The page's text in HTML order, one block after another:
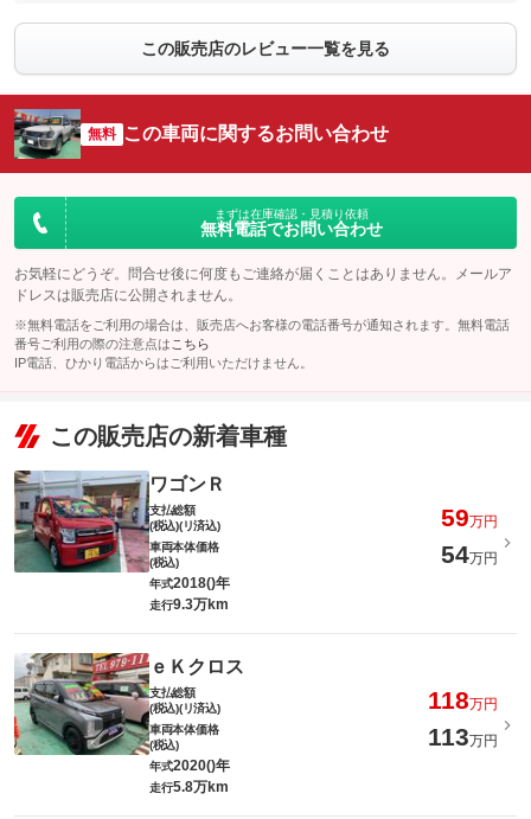
この販売店のレビュー一覧を見る
無料 この車両に関するお問い合わせ
まずは在庫確認・見積り依頼
無料電話でお問い合わせ
お気軽にどうぞ。問合せ後に何度もご連絡が届くことはありません。メールア
ドレスは販売店に公開されません。
※無料電話をご利用の場合は、販売店へお客様の電話番号が通知されます。無料電話
番号ご利用の際の注意点は こちら
IP電話、ひかり電話からはご利用いただけません。
この販売店の新着車種
ワゴンＲ
支払総額
(税込)(リ済込)
59万円
車両本体価格
(税込)
54万円
年式2018()年
走行9.3万km
ｅＫクロス
支払総額
(税込)(リ済込)
118万円
車両本体価格
(税込)
113万円
年式2020()年
走行5.8万km